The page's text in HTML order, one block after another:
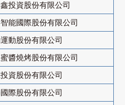
投資股份有限公司
能國際股份有限公司
動股份有限公司
醬燒烤股份有限公司
資股份有限公司
際股份有限公司